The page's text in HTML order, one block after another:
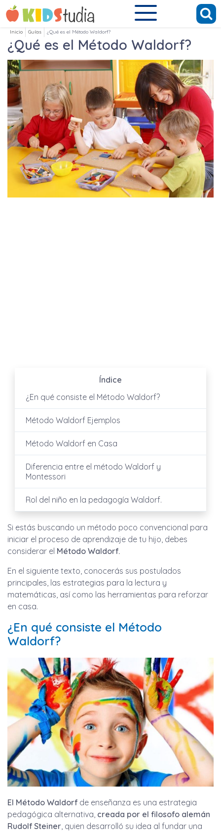
Inicio Guías ¿Qué es el Método Waldorf?
¿Qué es el Método Waldorf?
Índice
¿En qué consiste el Método Waldorf?
Método Waldorf Ejemplos
Método Waldorf en Casa
Diferencia entre el método Waldorf y
Montessori
Rol del niño en la pedagogía Waldorf.
Si estás buscando un método poco convencional para
iniciar el proceso de aprendizaje de tu hijo, debes
considerar el Método Waldorf.
En el siguiente texto, conocerás sus postulados
principales, las estrategias para la lectura y
matemáticas, así como las herramientas para reforzar
en casa.
¿En qué consiste el Método
Waldorf?
El Método Waldorf de enseñanza es una estrategia
pedagógica alternativa, creada por el filosofo alemán
Rudolf Steiner, quien desarrolló su idea al fundar una